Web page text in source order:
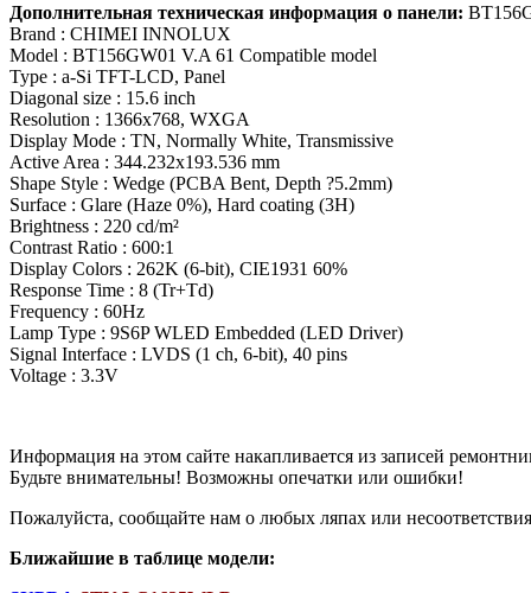
Дополнительная техническая информация о панели:
Brand : CHIMEI INNOLUX
Model : BT156GW01 V.A 61 Compatible model
Type : a-Si TFT-LCD, Panel
Diagonal size : 15.6 inch
Resolution : 1366x768, WXGA
Display Mode : TN, Normally White, Transmissive
Active Area : 344.232x193.536 mm
Shape Style : Wedge (PCBA Bent, Depth ?5.2mm)
Surface : Glare (Haze 0%), Hard coating (3H)
Brightness : 220 cd/m²
Contrast Ratio : 600:1
Display Colors : 262K (6-bit), CIE1931 60%
Response Time : 8 (Tr+Td)
Frequency : 60Hz
Lamp Type : 9S6P WLED Embedded (LED Driver)
Signal Interface : LVDS (1 ch, 6-bit), 40 pins
Voltage : 3.3V
Информация на этом сайте накапливается из записей
Будьте внимательны! Возможны опечатки или ошибки!
Пожалуйста, сообщайте нам о любых ляпах или
Ближайшие в таблице модели: